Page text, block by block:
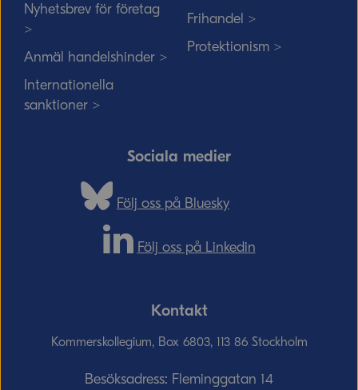
Nyhetsbrev för företag
>
Anmäl handelshinder >
Internationella
sanktioner >
Frihandel >
Protektionism >
Sociala medier
Följ oss på Bluesky
Följ oss på Linkedin
Kontakt
Kommerskollegium, Box 6803, 113 86 Stockholm
Besöksadress: Fleminggatan 14